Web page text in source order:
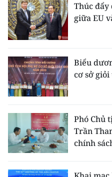
GIÁO DỤC
Y TẾ
KHOA HỌC - CÔNG NGHỆ
MÔI TRƯỜNG
KIỂM CHỨNG THÔNG TIN
TRI THỨC CHUYÊN SÂU
Thúc đẩy
giữa EU
Biểu
cơ sở giỏi
Phó Chủ
Trần
chính